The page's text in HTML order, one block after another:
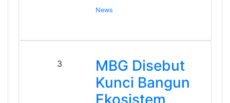
News
3
MBG Disebut
Kunci Bangun
Ekosistem